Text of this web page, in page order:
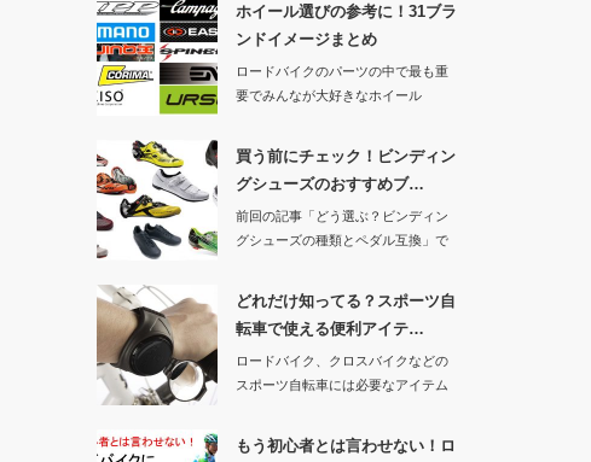
ホイール選びの参考に！31ブラ
ンドイメージまとめ
ロードバイクのパーツの中で最も重
要でみんなが大好きなホイール
買う前にチェック！ビンディン
グシューズのおすすめブ…
前回の記事「どう選ぶ？ビンディン
グシューズの種類とペダル互換」で
どれだけ知ってる？スポーツ自
転車で使える便利アイテ…
ロードバイク、クロスバイクなどの
スポーツ自転車には必要なアイテム
もう初心者とは言わせない！ロ